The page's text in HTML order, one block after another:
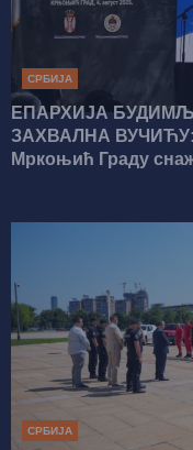
СРБИЈА
ЕПАРХИЈА
ЗАХВАЛНА ВУЧИЋУ:
Мркоњић Граду
СРБИЈА